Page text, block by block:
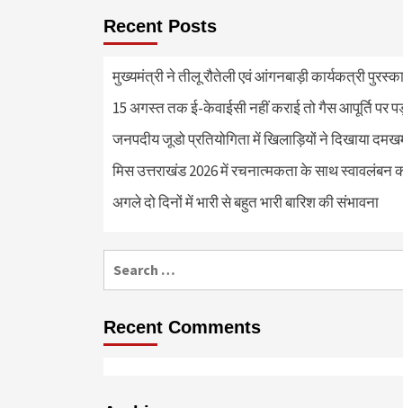
Recent Posts
मुख्यमंत्री ने तीलू रौतेली एवं आंगनबाड़ी कार्यकत्री
15 अगस्त तक ई-केवाईसी नहीं कराई तो गैस आपूर्ति पर
जनपदीय जूडो प्रतियोगिता में खिलाड़ियों ने दिखाया
मिस उत्तराखंड 2026 में रचनात्मकता के साथ स्वावलंबन
अगले दो दिनों में भारी से बहुत भारी बारिश की संभावना
Recent Comments